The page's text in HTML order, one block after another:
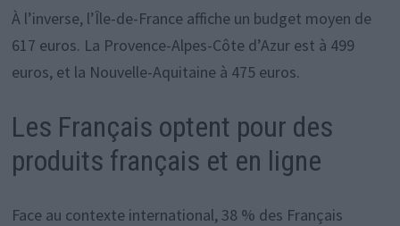
À l’inverse, l’Île-de-France affiche un budget moyen de
617 euros. La Provence-Alpes-Côte d’Azur est à 499
euros, et la Nouvelle-Aquitaine à 475 euros.
Les Français optent pour des
produits français et en ligne
Face au contexte international, 38 % des Français